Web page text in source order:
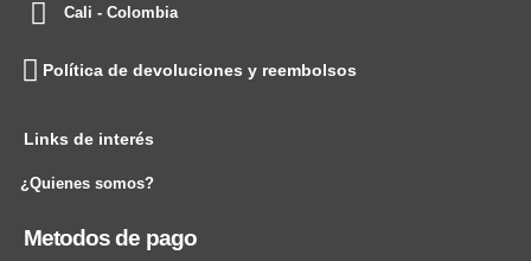
Cali - Colombia
Política de devoluciones y reembolsos
Links de interés
¿Quienes somos?
Metodos de pago